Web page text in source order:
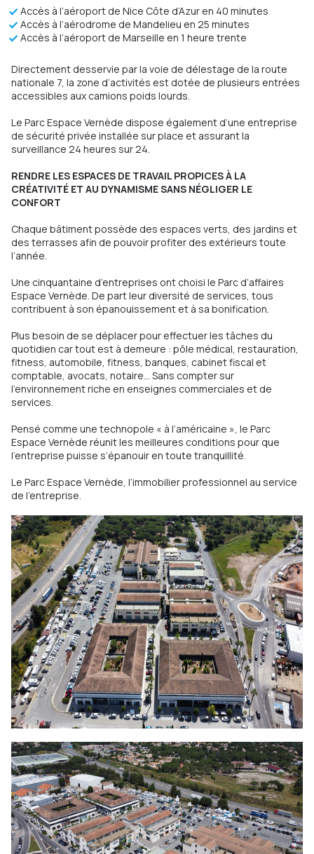
Accès à l’aéroport de Nice Côte d’Azur en 40 minutes
Accès à l’aérodrome de Mandelieu en 25 minutes
Accès à l’aéroport de Marseille en 1 heure trente
Directement desservie par la voie de délestage de la route
nationale 7, la zone d’activités est dotée de plusieurs entrées
accessibles aux camions poids lourds.
Le Parc Espace Vernède dispose également d’une entreprise
de sécurité privée installée sur place et assurant la
surveillance 24 heures sur 24.
RENDRE LES ESPACES DE TRAVAIL PROPICES À LA
CRÉATIVITÉ ET AU DYNAMISME SANS NÉGLIGER LE
CONFORT
Chaque bâtiment possède des espaces verts, des jardins et
des terrasses afin de pouvoir profiter des extérieurs toute
l’année.
Une cinquantaine d’entreprises ont choisi le Parc d’affaires
Espace Vernède. De part leur diversité de services, tous
contribuent à son épanouissement et à sa bonification.
Plus besoin de se déplacer pour effectuer les tâches du
quotidien car tout est à demeure : pôle médical, restauration,
fitness, automobile, fitness, banques, cabinet fiscal et
comptable, avocats, notaire… Sans compter sur
l’environnement riche en enseignes commerciales et de
services.
Pensé comme une technopole « à l’américaine », le Parc
Espace Vernède réunit les meilleures conditions pour que
l’entreprise puisse s’épanouir en toute tranquillité.
Le Parc Espace Vernède, l’immobilier professionnel au service
de l’entreprise.